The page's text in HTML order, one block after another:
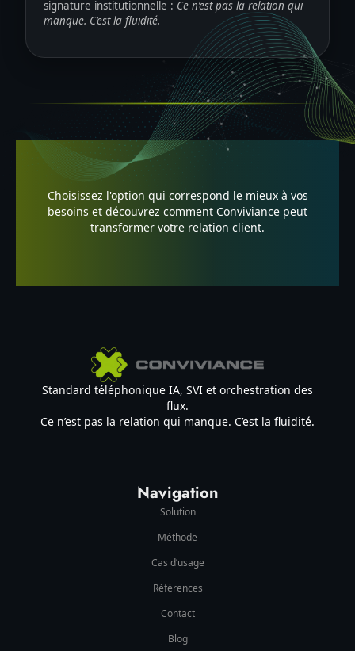
signature institutionnelle : Ce n’est pas la relation qui
manque. C’est la fluidité.
Choisissez l'option qui correspond le mieux à vos
besoins et découvrez comment Conviviance peut
transformer votre relation client.
Standard téléphonique IA, SVI et orchestration des
flux.
Ce n’est pas la relation qui manque. C’est la fluidité.
Navigation
Solution
Méthode
Cas d’usage
Références
Contact
Blog